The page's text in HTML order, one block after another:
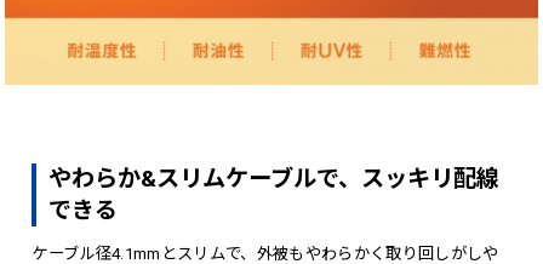
やわらか&スリムケーブルで、スッキリ配線
できる
ケーブル径4.1mmとスリムで、外被もやわらかく取り回しがしや